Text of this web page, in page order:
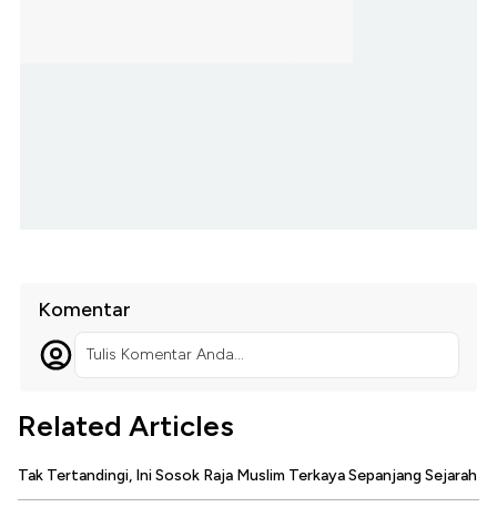
Komentar
Tulis Komentar Anda...
Related Articles
Tak Tertandingi, Ini Sosok Raja Muslim Terkaya Sepanjang Sejarah